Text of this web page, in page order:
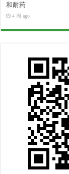
和耐药
4 周 ago